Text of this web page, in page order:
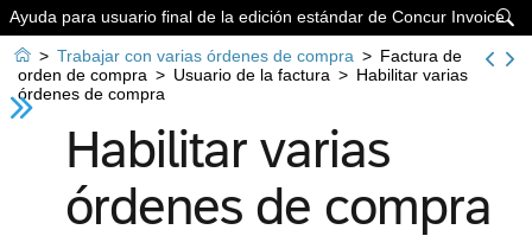

Ayuda para usuario final de la edición estándar de Concur Invoice
 > Trabajar con varias órdenes de compra > Factura de
orden de compra > Usuario de la factura > Habilitar varias
órdenes de compra
Habilitar varias
órdenes de compra